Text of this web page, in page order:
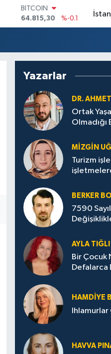
BITCOIN
64.815,30
%-0.1
DOLAR
64,4811
%0.38
6660.55
%0
BİST100
13.779
%-14
Yazarlar
DR.
Ortak
Olmadığı
MIZGIN
Turizm
BERKER
7590
AYLA TIĞLI
Bir Çocuk
Defalarca
HAMDIYE
HAVVA